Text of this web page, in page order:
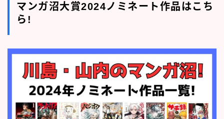
マンガ沼大賞2024ノミネート作品はこち
ら!